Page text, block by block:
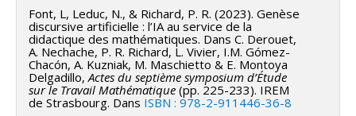
Font, L, Leduc, N., & Richard, P. R. (2023). Genèse
discursive artificielle : l’IA au service de la
didactique des mathématiques. Dans C. Derouet,
A. Nechache, P. R. Richard, L. Vivier, I.M. Gómez-
Chacón, A. Kuzniak, M. Maschietto & E. Montoya
Delgadillo,Actes du septième symposium d’Étude
sur le Travail Mathématique (pp. 225-233). IREM
de Strasbourg. Dans ISBN : 978-2-911446-36-8